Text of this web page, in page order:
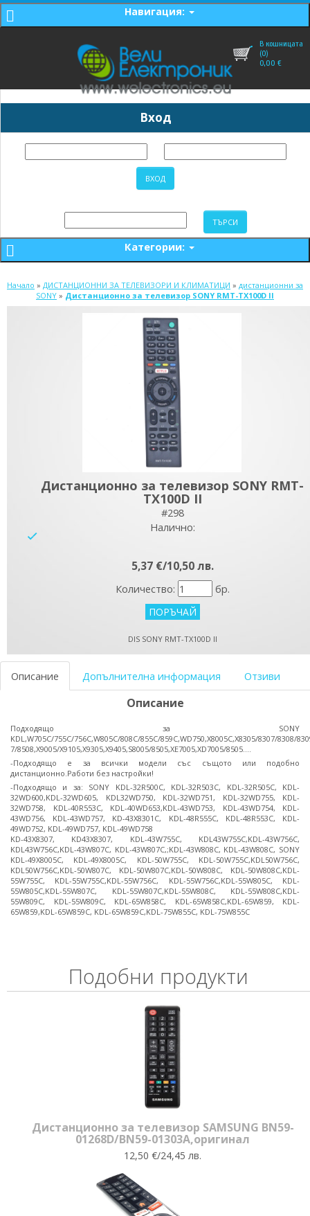
Навигация:
В кошницата
(0)
0,00 €
Вход
Категории:
Начало » ДИСТАНЦИОННИ ЗА ТЕЛЕВИЗОРИ И КЛИМАТИЦИ » дистанционни за
SONY » Дистанционно за телевизор SONY RMT-TX100D II
Дистанционно за телевизор SONY RMT-
TX100D II
#298
Налично:
5,37 €/10,50 лв.
Количество: бр.
DIS SONY RMT-TX100D II
Описание Допълнителна информация Отзиви
Описание
Подходящо за SONY
KDL,W705C/755C/756C,W805C/808C/855C/859C,WD750,X8005C,X8305/8307/8308/
7/8508,X9005/X9105,X9305,X9405,S8005/8505,XE7005,XD7005/8505....
-Подходящо е за всички модели със същото или подобно
дистанционно.Работи без настройки!
-Подходящо и за: SONY KDL-32R500C, KDL-32R503C, KDL-32R505C, KDL-
32WD600,KDL-32WD605, KDL32WD750, KDL-32WD751, KDL-32WD755, KDL-
32WD758, KDL-40R553C, KDL-40WD653,KDL-43WD753, KDL-43WD754, KDL-
43WD756, KDL-43WD757, KD-43X8301C, KDL-48R555C, KDL-48R553C, KDL-
49WD752, KDL-49WD757, KDL-49WD758
KD-43X8307, KD43X8307, KDL-43W755C, KDL43W755C,KDL-43W756C,
KDL43W756C,KDL-43W807C, KDL-43W807C,;KDL-43W808C, KDL-43W808C, SONY
KDL-49X8005C, KDL-49X8005C, KDL-50W755C, KDL-50W755C,KDL50W756C,
KDL50W756C,KDL-50W807C, KDL-50W807C,KDL-50W808C, KDL-50W808C,KDL-
55W755C, KDL-55W755C,KDL-55W756C, KDL-55W756C,KDL-55W805C, KDL-
55W805C,KDL-55W807C, KDL-55W807C,KDL-55W808C, KDL-55W808C,KDL-
55W809C, KDL-55W809C, KDL-65W858C, KDL-65W858C,KDL-65W859, KDL-
65W859,KDL-65W859C, KDL-65W859C,KDL-75W855C, KDL-75W855C
Подобни продукти
Дистанционно за телевизор SAMSUNG BN59-
01268D/BN59-01303A,оригинал
12,50 €/24,45 лв.